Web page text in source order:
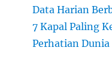
Data Harian
7 Kapal Paling
Perhatian Dunia